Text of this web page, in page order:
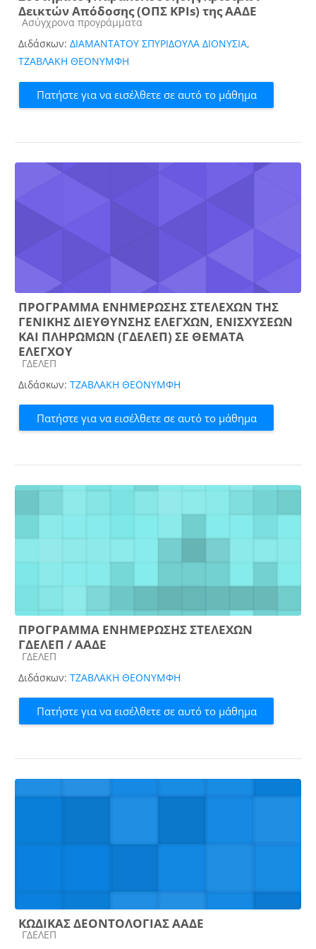
Δεικτών Απόδοσης (ΟΠΣ KPIs) της ΑΑΔΕ
Κατηγορία μαθήματος
Ασύγχρονα προγράμματα
Διδάσκων: ΔΙΑΜΑΝΤΑΤΟΥ ΣΠΥΡΙΔΟΥΛΑ ΔΙΟΝΥΣΙΑ,
ΤΖΑΒΛΑΚΗ ΘΕΟΝΥΜΦΗ
Πατήστε για να εισέλθετε σε αυτό το μάθημα
ΠΡΟΓΡΑΜΜΑ ΕΝΗΜΕΡΩΣΗΣ ΣΤΕΛΕΧΩΝ ΤΗΣ
ΓΕΝΙΚΗΣ ΔΙΕΥΘΥΝΣΗΣ ΕΛΕΓΧΩΝ, ΕΝΙΣΧΥΣΕΩΝ
ΚΑΙ ΠΛΗΡΩΜΩΝ (ΓΔΕΛΕΠ) ΣΕ ΘΕΜΑΤΑ
ΕΛΕΓΧΟΥ
Κατηγορία μαθήματος
ΓΔΕΛΕΠ
Διδάσκων: ΤΖΑΒΛΑΚΗ ΘΕΟΝΥΜΦΗ
Πατήστε για να εισέλθετε σε αυτό το μάθημα
ΠΡΟΓΡΑΜΜΑ ΕΝΗΜΕΡΩΣΗΣ ΣΤΕΛΕΧΩΝ
ΓΔΕΛΕΠ / ΑΑΔΕ
Κατηγορία μαθήματος
ΓΔΕΛΕΠ
Διδάσκων: ΤΖΑΒΛΑΚΗ ΘΕΟΝΥΜΦΗ
Πατήστε για να εισέλθετε σε αυτό το μάθημα
ΚΩΔΙΚΑΣ ΔΕΟΝΤΟΛΟΓΙΑΣ ΑΑΔΕ
Κατηγορία μαθήματος
ΓΔΕΛΕΠ